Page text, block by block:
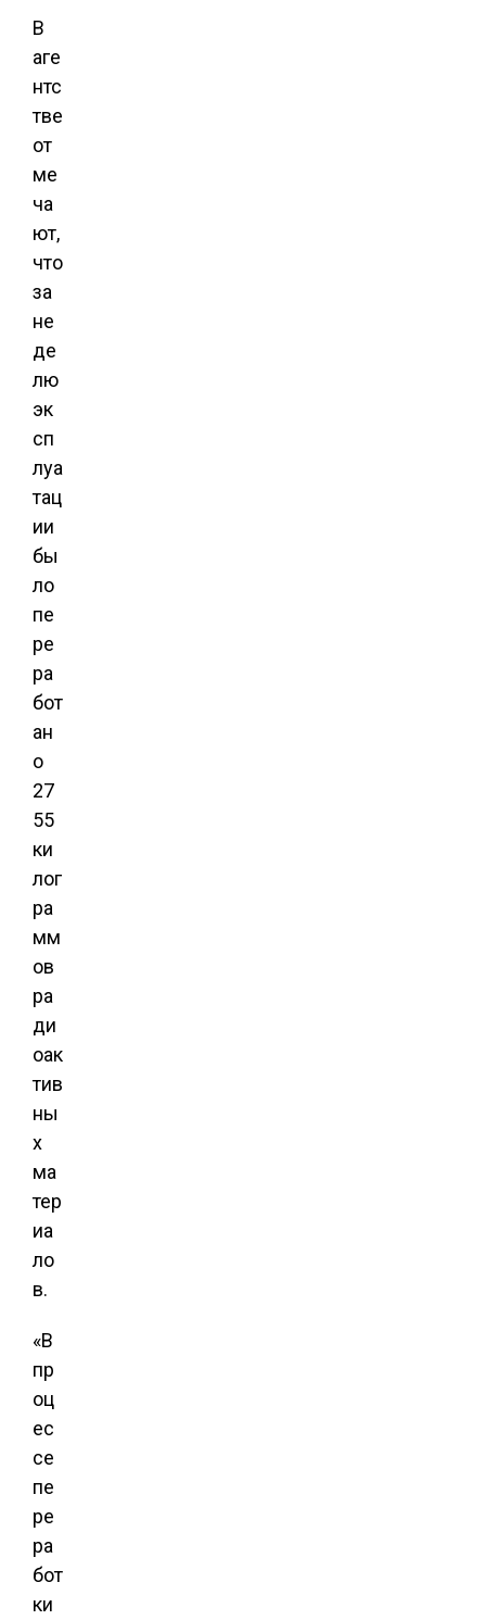
В
аге
нтс
тве
от
ме
ча
ют,
что
за
не
де
лю
эк
сп
луа
тац
ии
бы
ло
пе
ре
ра
бот
ан
о
27
55
ки
лог
ра
мм
ов
ра
ди
оак
тив
ны
х
ма
тер
иа
ло
в.
«В
пр
оц
ес
се
пе
ре
ра
бот
ки